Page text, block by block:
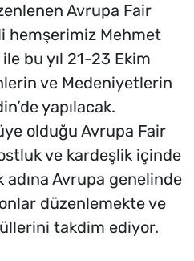
Avrupa Fair
hemşerimiz Mehmet
bu yıl 21-23 Ekim
ve Medeniyetlerin
yapılacak.
olduğu Avrupa Fair
ve kardeşlik içinde
adına Avrupa genelinde
düzenlemekte ve
takdim ediyor.